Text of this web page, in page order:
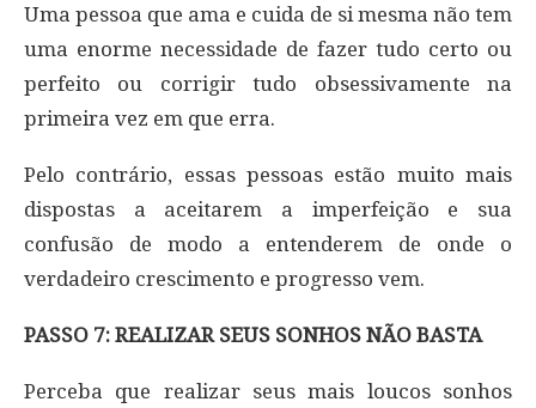
Uma pessoa que ama e cuida de si mesma não tem
uma enorme necessidade de fazer tudo certo ou
perfeito ou corrigir tudo obsessivamente na
primeira vez em que erra.
Pelo contrário, essas pessoas estão muito mais
dispostas a aceitarem a imperfeição e sua
confusão de modo a entenderem de onde o
verdadeiro crescimento e progresso vem.
PASSO 7: REALIZAR SEUS SONHOS NÃO BASTA
Perceba que realizar seus mais loucos sonhos